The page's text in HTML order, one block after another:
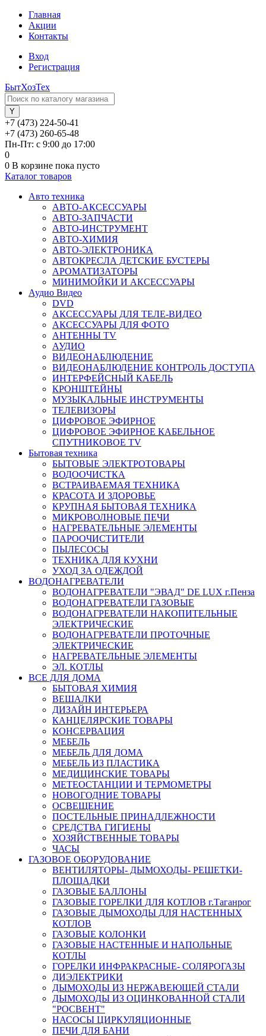
Главная
Акции
Контакты
Вход
Регистрация
БытХозТех
+7 (473) 224-50-41
+7 (473) 260-65-48
Пн-Пт: с 9:00 до 17:00
0
0 В корзине пока пусто
Каталог товаров
Авто техника
АВТО-АКСЕССУАРЫ
АВТО-ЗАПЧАСТИ
АВТО-ИНСТРУМЕНТ
АВТО-ХИМИЯ
АВТО-ЭЛЕКТРОНИКА
АВТОКРЕСЛА ДЕТСКИЕ БУСТЕРЫ
АРОМАТИЗАТОРЫ
МИНИМОЙКИ И АКСЕССУАРЫ
Аудио Видео
DVD
АКСЕССУАРЫ ДЛЯ ТЕЛЕ-ВИДЕО
АКСЕССУАРЫ ДЛЯ ФОТО
АНТЕННЫ TV
АУДИО
ВИДЕОНАБЛЮДЕНИЕ
ВИДЕОНАБЛЮДЕНИЕ КОНТРОЛЬ ДОСТУПА
ИНТЕРФЕЙСНЫЙ КАБЕЛЬ
КРОНШТЕЙНЫ
МУЗЫКАЛЬНЫЕ ИНСТРУМЕНТЫ
ТЕЛЕВИЗОРЫ
ЦИФРОВОЕ ЭФИРНОЕ
ЦИФРОВОЕ ЭФИРНОЕ КАБЕЛЬНОЕ
СПУТНИКОВОЕ TV
Бытовая техника
БЫТОВЫЕ ЭЛЕКТРОТОВАРЫ
ВОДООЧИСТКА
ВСТРАИВАЕМАЯ ТЕХНИКА
КРАСОТА И ЗДОРОВЬЕ
КРУПНАЯ БЫТОВАЯ ТЕХНИКА
МИКРОВОЛНОВЫЕ ПЕЧИ
НАГРЕВАТЕЛЬНЫЕ ЭЛЕМЕНТЫ
ПАРООЧИСТИТЕЛИ
ПЫЛЕСОСЫ
ТЕХНИКА ДЛЯ КУХНИ
УХОД ЗА ОДЕЖДОЙ
ВОДОНАГРЕВАТЕЛИ
ВОДОНАГРЕВАТЕЛИ "ЭВАД" DE LUX г.Пенза
ВОДОНАГРЕВАТЕЛИ ГАЗОВЫЕ
ВОДОНАГРЕВАТЕЛИ НАКОПИТЕЛЬНЫЕ
ЭЛЕКТРИЧЕСКИЕ
ВОДОНАГРЕВАТЕЛИ ПРОТОЧНЫЕ
ЭЛЕКТРИЧЕСКИЕ
НАГРЕВАТЕЛЬНЫЕ ЭЛЕМЕНТЫ
ЭЛ. КОТЛЫ
ВСЕ ДЛЯ ДОМА
БЫТОВАЯ ХИМИЯ
ВЕШАЛКИ
ДИЗАЙН ИНТЕРЬЕРА
КАНЦЕЛЯРСКИЕ ТОВАРЫ
КОНСЕРВАЦИЯ
МЕБЕЛЬ
МЕБЕЛЬ ДЛЯ ДОМА
МЕБЕЛЬ ИЗ ПЛАСТИКА
МЕДИЦИНСКИЕ ТОВАРЫ
МЕТЕОСТАНЦИИ И ТЕРМОМЕТРЫ
НОВОГОДНИЕ ТОВАРЫ
ОСВЕЩЕНИЕ
ПОСТЕЛЬНЫЕ ПРИНАДЛЕЖНОСТИ
СРЕДСТВА ГИГИЕНЫ
ХОЗЯЙСТВЕННЫЕ ТОВАРЫ
ЧАСЫ
ГАЗОВОЕ ОБОРУДОВАНИЕ
ВЕНТИЛЯТОРЫ- ДЫМОХОДЫ- РЕШЕТКИ-
ПЛОЩАДКИ
ГАЗОВЫЕ БАЛЛОНЫ
ГАЗОВЫЕ ГОРЕЛКИ ДЛЯ КОТЛОВ г.Таганрог
ГАЗОВЫЕ ДЫМОХОДЫ ДЛЯ НАСТЕННЫХ
КОТЛОВ
ГАЗОВЫЕ КОЛОНКИ
ГАЗОВЫЕ НАСТЕННЫЕ И НАПОЛЬНЫЕ
КОТЛЫ
ГОРЕЛКИ ИНФРАКРАСНЫЕ- СОЛЯРОГАЗЫ
ДИЭЛЕКТРИКИ
ДЫМОХОДЫ ИЗ НЕРЖАВЕЮЩЕЙ СТАЛИ
ДЫМОХОДЫ ИЗ ОЦИНКОВАННОЙ СТАЛИ
"РОСВЕНТ"
НАСОСЫ ЦИРКУЛЯЦИОННЫЕ
ПЕЧИ ДЛЯ БАНИ